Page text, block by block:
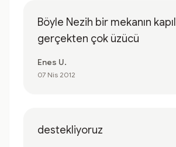
Böyle Nezih bir mekanın
gerçekten çok üzücü
Enes U.
07 Nis 2012
destekliyoruz